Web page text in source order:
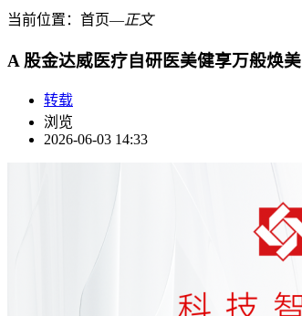
当前位置： 首页―正文
A 股金达威医疗自研医美健享万般焕美
转载
浏览
2026-06-03 14:33